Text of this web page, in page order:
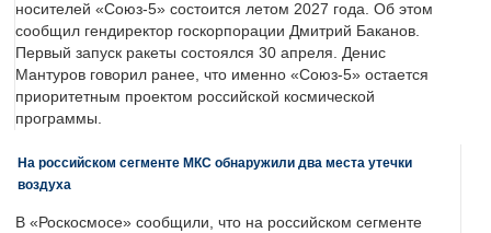
носителей «Союз-5» состоится летом 2027 года. Об этом
сообщил гендиректор госкорпорации Дмитрий Баканов.
Первый запуск ракеты состоялся 30 апреля. Денис
Мантуров говорил ранее, что именно «Союз-5» остается
приоритетным проектом российской космической
программы.
На российском сегменте МКС обнаружили два места утечки
воздуха
В «Роскосмосе» сообщили, что на российском сегменте